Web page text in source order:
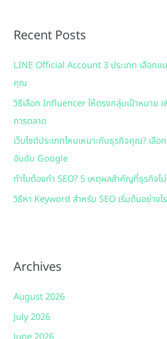
c
f
o
r
:
Recent Posts
LINE Official Account 3 ประเภท เลือกแ
คุณ
วิธีเลือก Influencer ให้ตรงกลุ่มเป้าหมาย
การตลาด
เว็บไซต์ประเภทไหนเหมาะกับธุรกิจคุณ? เลือ
อันดับ Google
ทำไมต้องทำ SEO? 5 เหตุผลสำคัญที่ธุรกิจไ
วิธีหา Keyword สำหรับ SEO เริ่มต้นอย่างไ
Archives
August 2026
July 2026